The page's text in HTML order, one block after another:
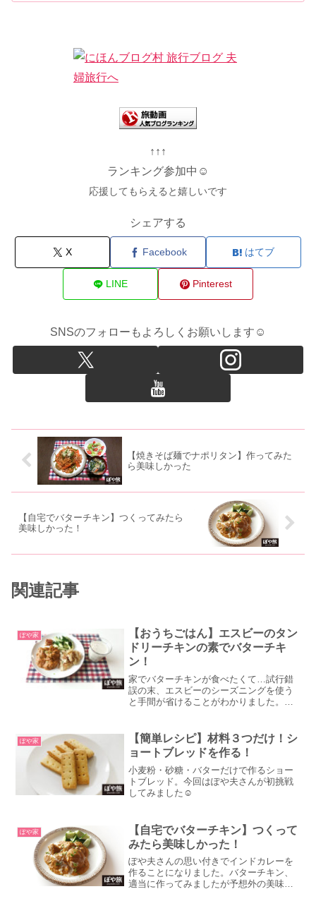
↑↑↑
ランキング参加中☺
応援してもらえると嬉しいです
シェアする
X Facebook はてブ
LINE Pinterest
SNSのフォローもよろしくお願いします☺
【焼きそば麺でナポリタン】作ってみた
ら美味しかった
【自宅でバターチキン】つくってみたら
美味しかった！
関連記事
ぽや家
【おうちごはん】エスビーのタン
ドリーチキンの素でバターチキ
ン！
家でバターチキンが食べたくて…試行錯
誤の末、エスビーのシーズニングを使う
と手間が省けることがわかりました。ぽ
ぽや家
【簡単レシピ】材料３つだけ！シ
ョートブレッドを作る！
小麦粉・砂糖・バターだけで作るショー
トブレッド。今回はぽや夫さんが初挑戦
してみました☺
ぽや家
【自宅でバターチキン】つくって
みたら美味しかった！
ぽや夫さんの思い付きでインドカレーを
作ることになりました。バターチキン、
適当に作ってみましたが予想外の美味し